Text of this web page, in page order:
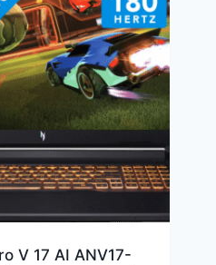
V 17 AI ANV17-